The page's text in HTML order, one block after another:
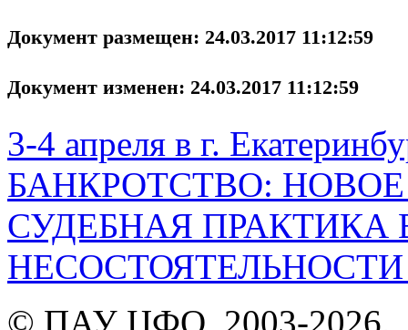
Документ размещен: 24.03.2017 11:12:59
Документ изменен: 24.03.2017 11:12:59
3-4 апреля в г.
БАНКРОТСТВО:
СУДЕБНАЯ ПРАКТИКА
НЕСОСТОЯТЕЛЬНОСТИ
© ПАУ ЦФО, 2003-2026.